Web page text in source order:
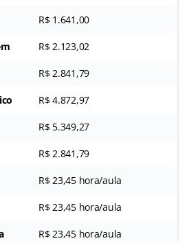
R$ 1.641,00
R$ 2.123,02
R$ 2.841,79
R$ 4.872,97
R$ 5.349,27
R$ 2.841,79
R$ 23,45 hora/aula
R$ 23,45 hora/aula
R$ 23,45 hora/aula